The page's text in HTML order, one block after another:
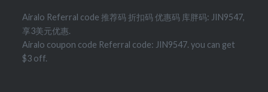
Airalo Referral code 推荐码 折扣码 优惠码 库胖码: JIN9547,
享3美元优惠.
Airalo coupon code Referral code: JIN9547. you can get
$3 off.